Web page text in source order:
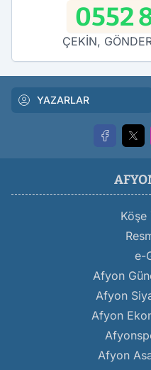
0552
ÇEKİN,
YAZARLAR
Köşe
e-
Afyon
Afyon
Afyon
Afyon